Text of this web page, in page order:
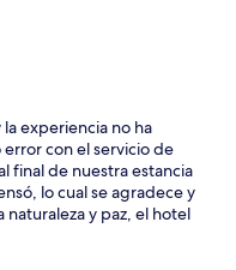
experiencia no ha
con el servicio de
final de nuestra estancia
lo cual se agradece y
naturaleza y paz, el hotel
hemos ido podido ir
lo que hace que